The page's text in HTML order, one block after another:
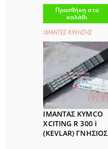
Προσθήκη στο
καλάθι
ΙΜΑΝΤΕΣ ΚΙΝΗΣΗΣ
ΙΜΑΝΤΑΣ KYMCO
XCITING R 300 i
(KEVLAR) ΓΝΗΣΙΟΣ